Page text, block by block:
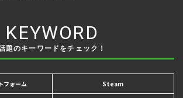
KEYWORD
題のキーワードをチェック！
フォーム Steam